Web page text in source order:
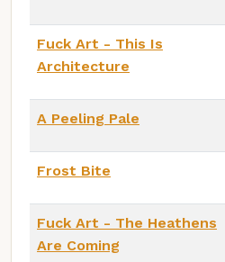
Fuck Art - This Is
Architecture
A Peeling Pale
Frost Bite
Fuck Art - The Heathens
Are Coming